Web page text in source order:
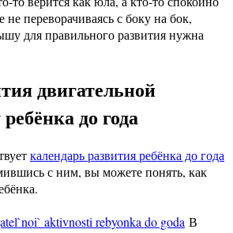
не переворачиваясь с боку на бок,
для правильного развития нужна
двигательной
до года
календарь развития ребёнка до года
с ним, вы можете понять, как
В